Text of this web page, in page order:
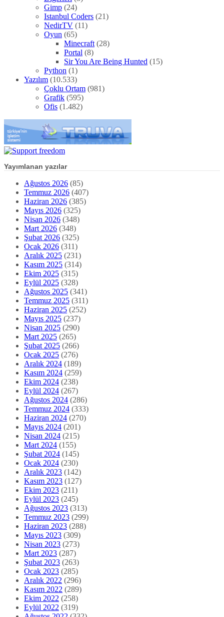
Gimp (24)
Istanbul Coders (21)
NedirTV (11)
Oyun (65)
Minecraft (28)
Portal (8)
Sir You Are Being Hunted (15)
Python (1)
Yazılım (10.533)
Çoklu Ortam (981)
Grafik (595)
Ofis (1.482)
Yayımlanan yazılar
Ağustos 2026 (85)
Temmuz 2026 (407)
Haziran 2026 (385)
Mayıs 2026 (325)
Nisan 2026 (348)
Mart 2026 (348)
Şubat 2026 (325)
Ocak 2026 (311)
Aralık 2025 (231)
Kasım 2025 (314)
Ekim 2025 (315)
Eylül 2025 (328)
Ağustos 2025 (341)
Temmuz 2025 (311)
Haziran 2025 (252)
Mayıs 2025 (237)
Nisan 2025 (290)
Mart 2025 (265)
Şubat 2025 (266)
Ocak 2025 (276)
Aralık 2024 (189)
Kasım 2024 (259)
Ekim 2024 (238)
Eylül 2024 (267)
Ağustos 2024 (286)
Temmuz 2024 (333)
Haziran 2024 (270)
Mayıs 2024 (201)
Nisan 2024 (215)
Mart 2024 (155)
Şubat 2024 (145)
Ocak 2024 (230)
Aralık 2023 (142)
Kasım 2023 (127)
Ekim 2023 (211)
Eylül 2023 (245)
Ağustos 2023 (313)
Temmuz 2023 (299)
Haziran 2023 (288)
Mayıs 2023 (309)
Nisan 2023 (273)
Mart 2023 (287)
Şubat 2023 (263)
Ocak 2023 (285)
Aralık 2022 (296)
Kasım 2022 (289)
Ekim 2022 (258)
Eylül 2022 (319)